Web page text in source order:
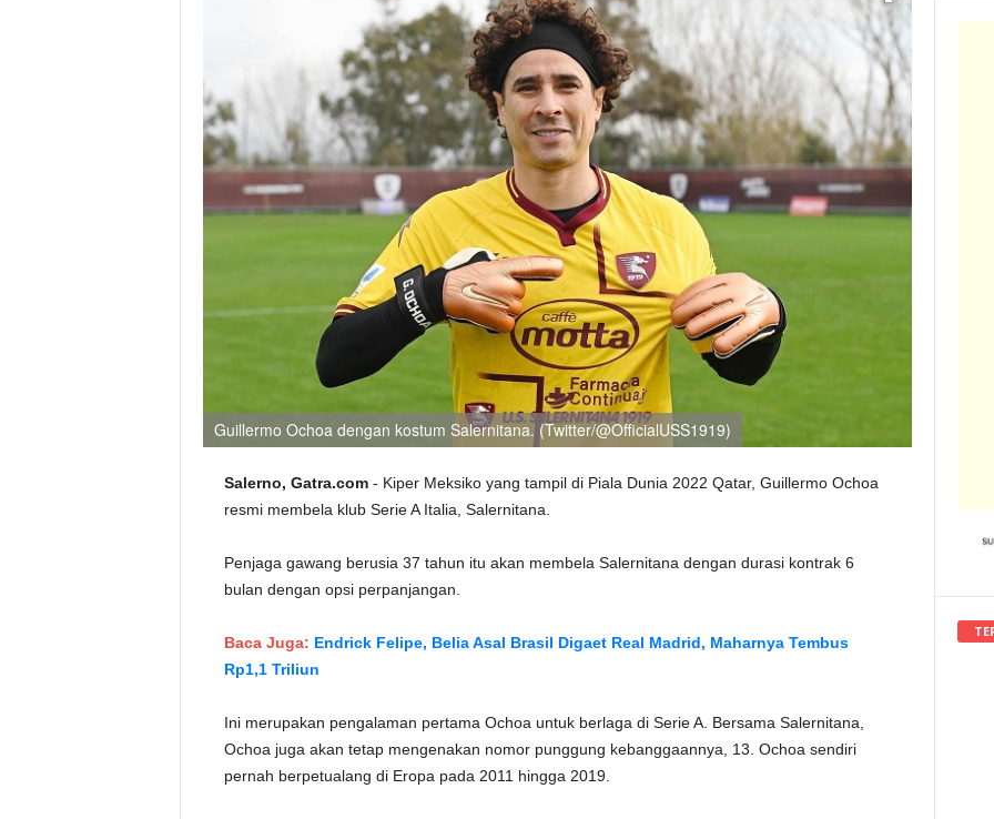
Guillermo Ochoa dengan kostum Salernitana. (Twitter/@OfficialUSS1919)
Salerno, Gatra.com- Kiper Meksiko yang tampil di Piala Dunia 2022 Qatar, Guillermo Ochoa
resmi membela klub Serie A Italia, Salernitana.
Penjaga gawang berusia 37 tahun itu akan membela Salernitana dengan durasi kontrak 6
bulan dengan opsi perpanjangan.
Baca Juga: Endrick Felipe, Belia Asal Brasil Digaet Real Madrid, Maharnya Tembus
Rp1,1 Triliun
Ini merupakan pengalaman pertama Ochoa untuk berlaga di Serie A. Bersama Salernitana,
Ochoa juga akan tetap mengenakan nomor punggung kebanggaannya, 13. Ochoa sendiri
pernah berpetualang di Eropa pada 2011 hingga 2019.